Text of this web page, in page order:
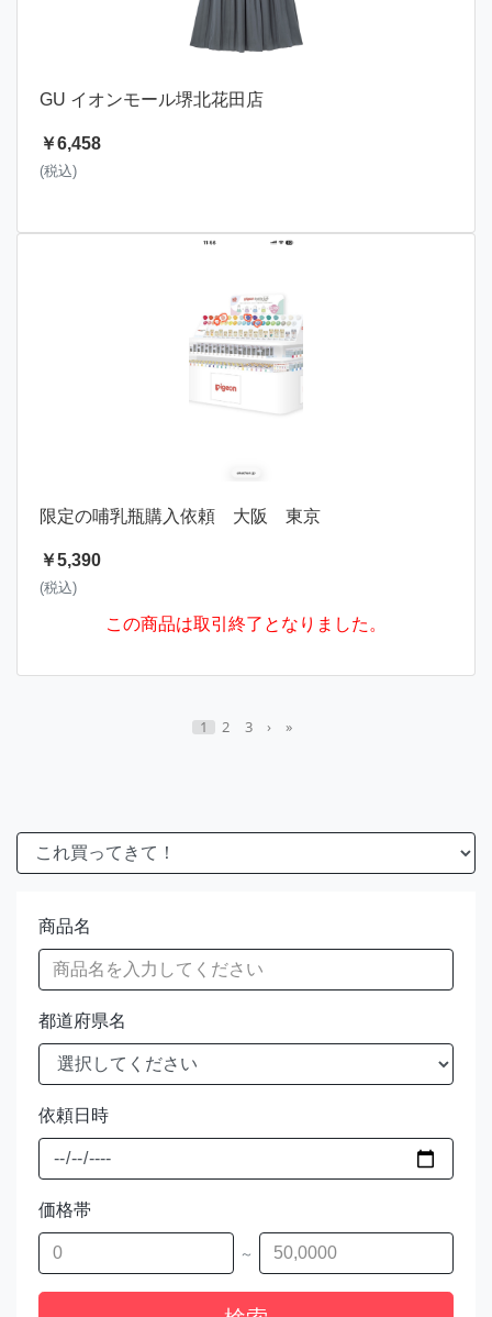
GU イオンモール堺北花田店
￥6,458
(税込)
限定の哺乳瓶購入依頼 大阪 東京
￥5,390
(税込)
この商品は取引終了となりました。
1 2 3 › »
商品名
都道府県名
依頼日時
価格帯
～